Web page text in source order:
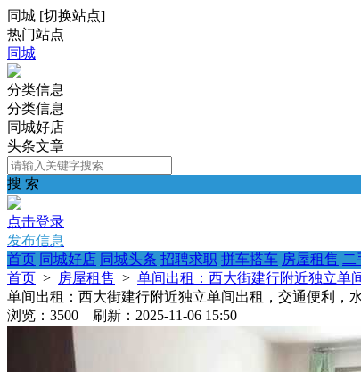
同城 [切换站点]
热门站点
同城
分类信息
分类信息
同城好店
头条文章
搜 索
点击登录
发布信息
首页 同城好店 同城头条 招聘求职 拼车搭车 房屋租售 二
首页 > 房屋租售 > 单间出租：西大街建行附近独立单
单间出租：西大街建行附近独立单间出租，交通便利，
浏览：3500 刷新：2025-11-06 15:50